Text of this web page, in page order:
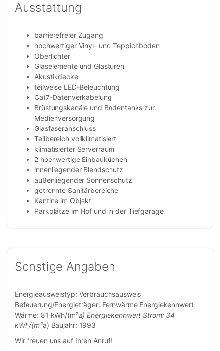
Ausstattung
barrierefreier Zugang
hochwertiger Vinyl- und Teppichboden
Oberlichter
Glaselemente und Glastüren
Akustikdecke
teilweise LED-Beleuchtung
Cat7-Datenverkabelung
Brüstungskanäle und Bodentanks zur
Medienversorgung
Glasfaseranschluss
Teilbereich vollklimatisiert
klimatisierter Serverraum
2 hochwertige Einbauküchen
innenliegender Blendschutz
außenliegender Sonnenschutz
getrennte Sanitärbereiche
Kantine im Objekt
Parkplätze im Hof und in der Tiefgarage
Sonstige Angaben
Energieausweistyp: Verbrauchsausweis
Befeuerung/Energieträger: Fernwärme Energiekennwert
Wärme: 81 kWh/(m²a) Energiekennwert Strom: 34
kWh/(m²a) Baujahr: 1993
Wir freuen uns auf Ihren Anruf!